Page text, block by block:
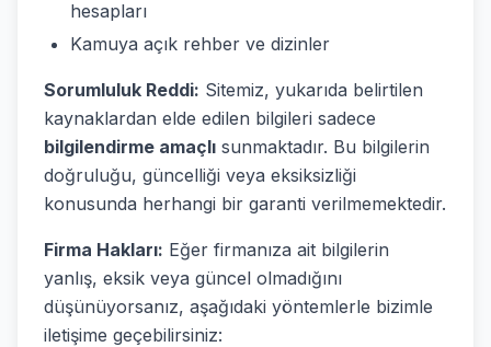
hesapları
Kamuya açık rehber ve dizinler
Sorumluluk Reddi: Sitemiz, yukarıda belirtilen
kaynaklardan elde edilen bilgileri sadece
bilgilendirme amaçlı sunmaktadır. Bu bilgilerin
doğruluğu, güncelliği veya eksiksizliği
konusunda herhangi bir garanti verilmemektedir.
Firma Hakları: Eğer firmanıza ait bilgilerin
yanlış, eksik veya güncel olmadığını
düşünüyorsanız, aşağıdaki yöntemlerle bizimle
iletişime geçebilirsiniz: